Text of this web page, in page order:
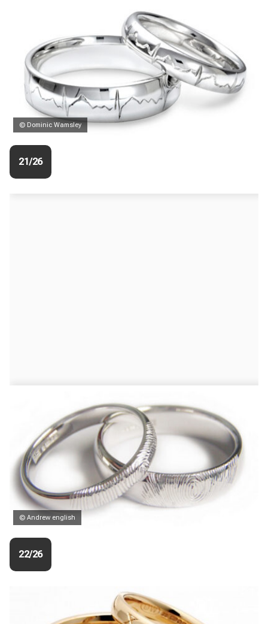
© Dominic Wamsley
21/26
© Andrew english
22/26